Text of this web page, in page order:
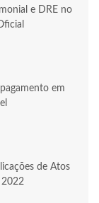
e DRE no
em
de Atos
2022